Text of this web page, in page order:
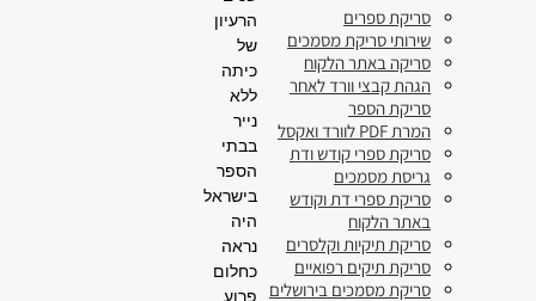
הרעיון
של
כיתה
ללא
נייר
בבתי
הספר
בישראל
היה
נראה
כחלום
פרוע,
סריקת ספרים
שירותי סריקת מסמכים
סריקה באתר הלקוח
הגהת קבצי וורד לאחר
סריקת הספר
המרת PDF לוורד ואקסל
סריקת ספרי קודש ודת
גריסת מסמכים
סריקת ספרי דת וקודש
באתר הלקוח
סריקת תיקיות וקלסרים
סריקת תיקים רפואיים
סריקת מסמכים בירושלים